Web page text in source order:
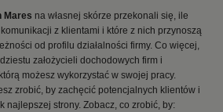
Mares na własnej skórze przekonali się, ile
z klientami i które z nich przynoszą
od profilu działalności firmy. Co więcej,
założycieli dochodowych firm i
możesz wykorzystać w swojej pracy.
zrobić, by zachęcić potencjalnych klientów i
najlepszej strony. Zobacz, co zrobić, by: